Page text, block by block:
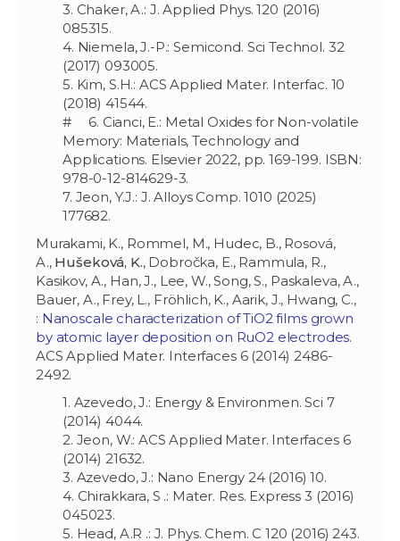
3. Chaker, A.: J. Applied Phys. 120 (2016)
085315.
4. Niemela, J.-P.: Semicond. Sci Technol. 32
(2017) 093005.
5. Kim, S.H.: ACS Applied Mater. Interfac. 10
(2018) 41544.
# 6. Cianci, E.: Metal Oxides for Non-volatile
Memory: Materials, Technology and
Applications. Elsevier 2022, pp. 169-199. ISBN:
978-0-12-814629-3.
7. Jeon, Y.J.: J. Alloys Comp. 1010 (2025)
177682.
Murakami, K., Rommel, M., Hudec, B., Rosová,
A., Hušeková, K., Dobročka, E., Rammula, R.,
Kasikov, A., Han, J., Lee, W., Song, S., Paskaleva, A.,
Bauer, A., Frey, L., Fröhlich, K., Aarik, J., Hwang, C.,
: Nanoscale characterization of TiO2 films grown
by atomic layer deposition on RuO2 electrodes.
ACS Applied Mater. Interfaces 6 (2014) 2486-
2492.
1. Azevedo, J.: Energy & Environmen. Sci 7
(2014) 4044.
2. Jeon, W.: ACS Applied Mater. Interfaces 6
(2014) 21632.
3. Azevedo, J.: Nano Energy 24 (2016) 10.
4. Chirakkara, S .: Mater. Res. Express 3 (2016)
045023.
5. Head, A.R .: J. Phys. Chem. C 120 (2016) 243.